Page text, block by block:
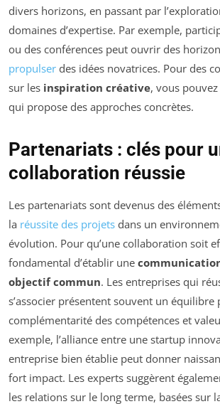
divers horizons, en passant par
domaines d’expertise. Par exemple,
ou des conférences peut ouvrir des
propulser des idées novatrices. Pour des
sur les inspiration créative, vous
qui propose des approches concrètes.
Partenariats : clés pour
collaboration réussie
Les partenariats sont devenus des
la réussite des projets dans un
évolution. Pour qu’une collaboration soit
fondamental d’établir une
objectif commun. Les entreprises qui
s’associer présentent souvent un équilibre
complémentarité des compétences et
exemple, l’alliance entre une startup
entreprise bien établie peut donner
fort impact. Les experts suggèrent
les relations sur le long terme, basées sur